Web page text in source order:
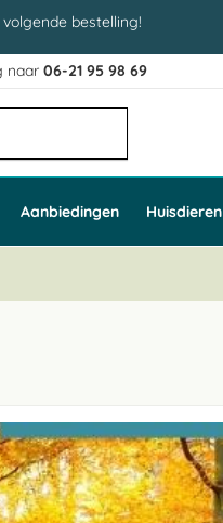
bestelling!
naar06-21 95 98 69
Aanbiedingen Huisdieren